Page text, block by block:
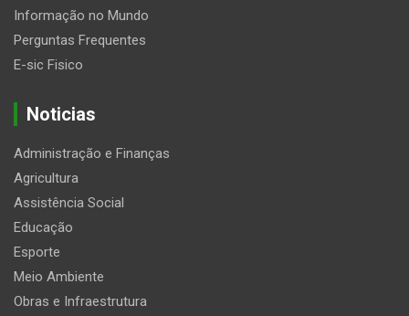
Informação no Mundo
Perguntas Frequentes
E-sic Fisico
Noticias
Administração e Finanças
Agricultura
Assistência Social
Educação
Esporte
Meio Ambiente
Obras e Infraestrutura